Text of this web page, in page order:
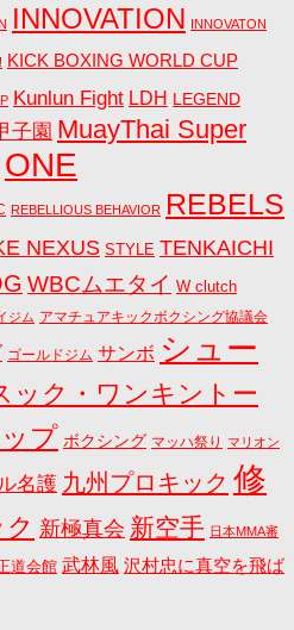
INNOVATION INNOVATON
KICK BOXING WORLD CUP
Kunlun Fight LDH LEGEND
子園 MuayThai Super
ONE
REBELLIOUS BEHAVIOR REBELS
NEXUS STYLE TENKAICHI
WBCムエタイ W clutch
ジム アマチュアキックボクシング協議会
ゴールドジム サンボ シュー
ック・ワンキントー
プ ボクシング マッハ祭り マリオン
名護 九州プロキック 修
新極真会 新空手 日本MMA審
道会館 武林風 沢村忠に真空を飛ば